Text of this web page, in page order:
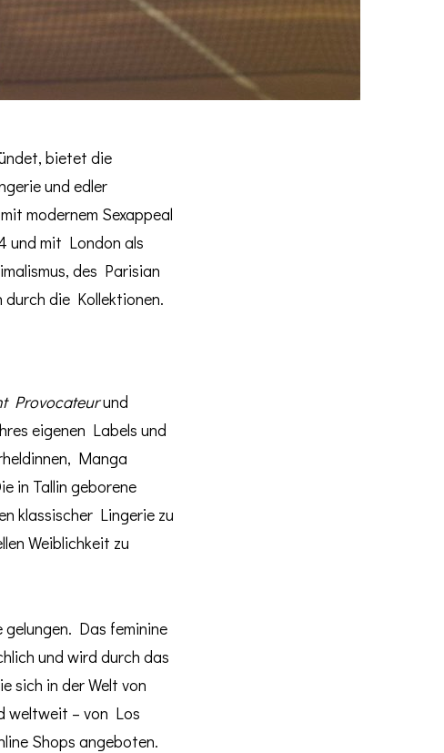
bietet die
und edler
modernem Sexappeal
und mit London als
des Parisian
die Kollektionen.
Provocateurund
eigenen Labels und
Manga
in Tallin geborene
klassischer Lingerie zu
Weiblichkeit zu
Das feminine
und wird durch das
sich in der Welt von
weltweit – von Los
Shops angeboten.